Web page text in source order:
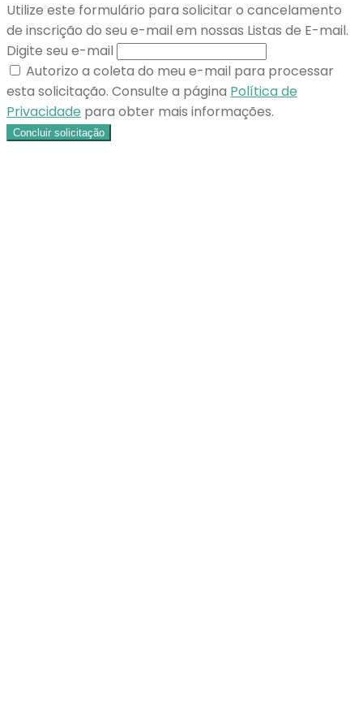
Utilize este formulário para solicitar o cancelamento
de inscrição do seu e-mail em nossas Listas de E-mail.
Digite seu e-mail
Autorizo a coleta do meu e-mail para processar
esta solicitação. Consulte a página Política de
Privacidade para obter mais informações.
Concluir solicitação